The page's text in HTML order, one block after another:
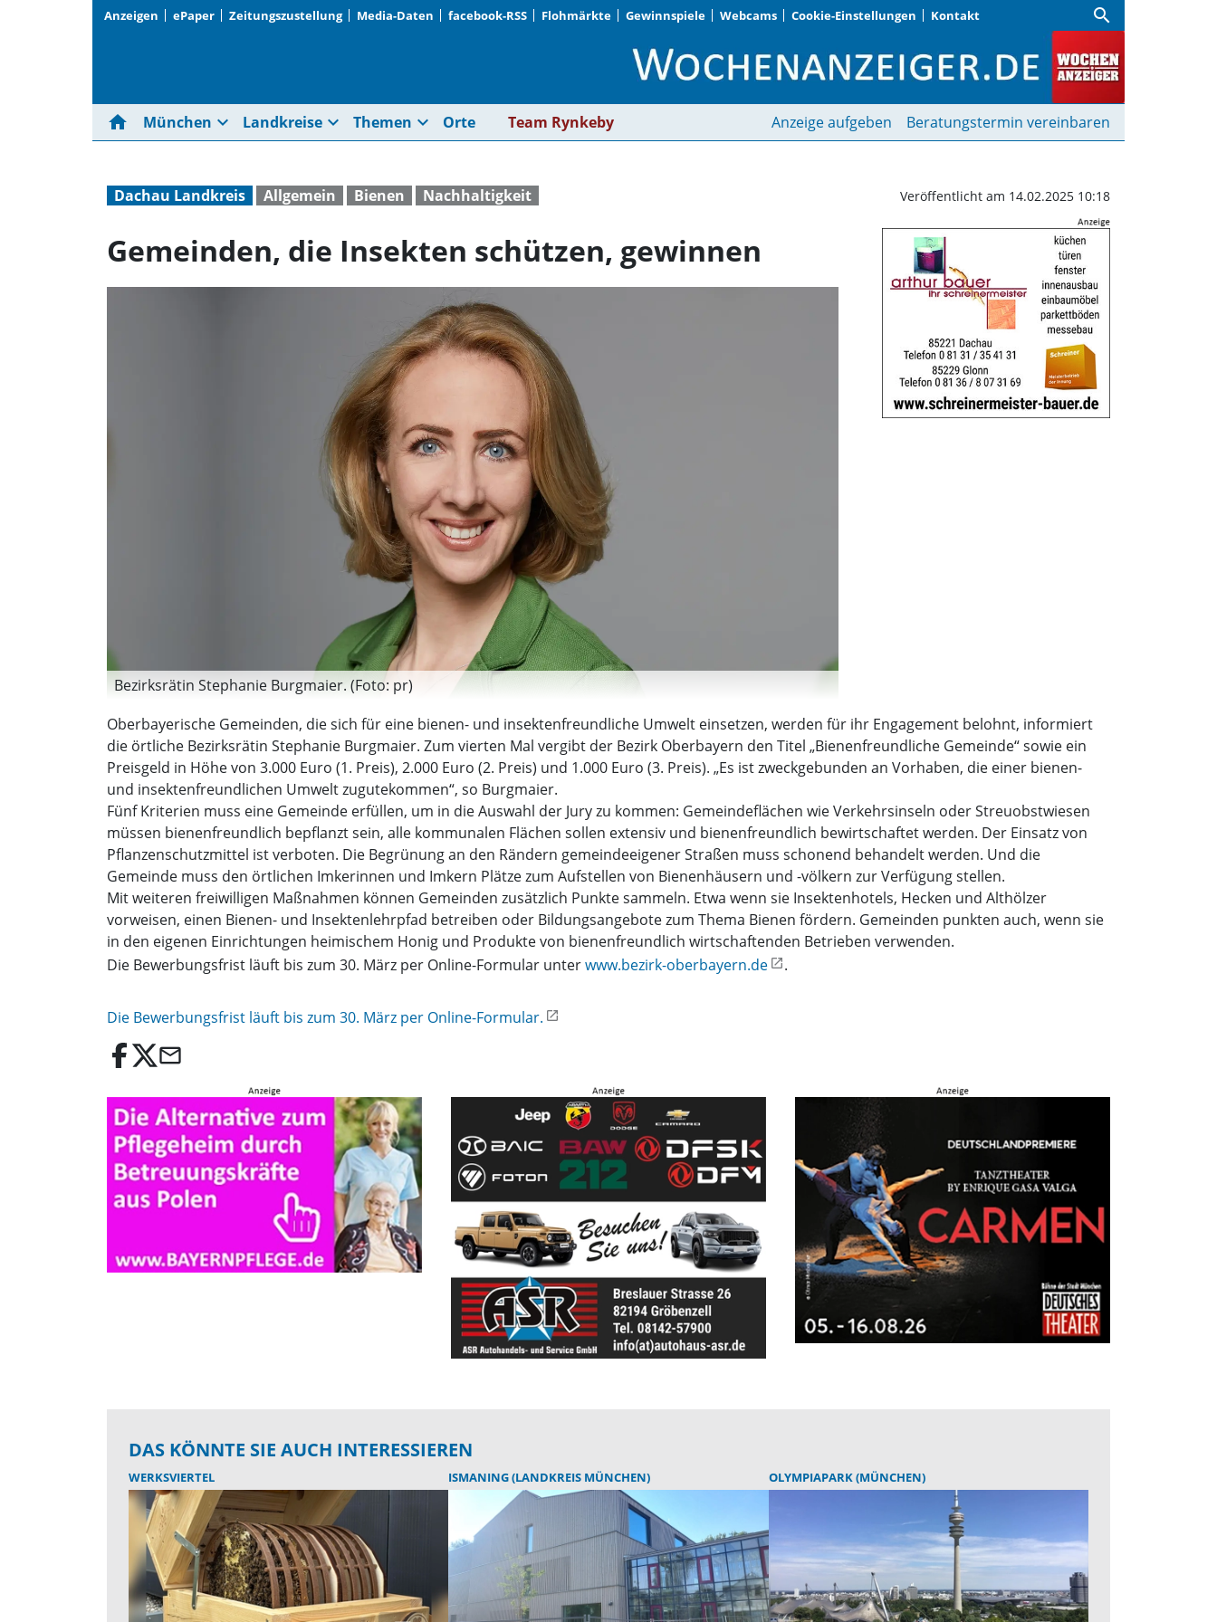
Anzeigen ePaper Zeitungszustellung Media-Daten facebook-RSS Flohmärkte Gewinnspiele Webcams Cookie-Einstellungen Kontakt search
Gemeinden, die Insekten schützen,
home München expand_more Landkreise expand_more Themen expand_more Orte Team Rynkeby Anzeige aufgeben Beratungstermin vereinbaren
Dachau Landkreis Allgemein Bienen Nachhaltigkeit Veröffentlicht am 14.02.2025 10:18
Gemeinden, die Insekten schützen, gewinnen
Bezirksrätin Stephanie Burgmaier. (Foto: pr)
Oberbayerische Gemeinden, die sich für eine bienen- und insektenfreundliche Umwelt einsetzen, werden für ihr Engagement belohnt, informiert
die örtliche Bezirksrätin Stephanie Burgmaier. Zum vierten Mal vergibt der Bezirk Oberbayern den Titel „Bienenfreundliche Gemeinde“ sowie ein
Preisgeld in Höhe von 3.000 Euro (1. Preis), 2.000 Euro (2. Preis) und 1.000 Euro (3. Preis). „Es ist zweckgebunden an Vorhaben, die einer bienen-
und insektenfreundlichen Umwelt zugutekommen“, so Burgmaier.
Fünf Kriterien muss eine Gemeinde erfüllen, um in die Auswahl der Jury zu kommen: Gemeindeflächen wie Verkehrsinseln oder Streuobstwiesen
müssen bienenfreundlich bepflanzt sein, alle kommunalen Flächen sollen extensiv und bienenfreundlich bewirtschaftet werden. Der Einsatz von
Pflanzenschutzmittel ist verboten. Die Begrünung an den Rändern gemeindeeigener Straßen muss schonend behandelt werden. Und die
Gemeinde muss den örtlichen Imkerinnen und Imkern Plätze zum Aufstellen von Bienenhäusern und -völkern zur Verfügung stellen.
Mit weiteren freiwilligen Maßnahmen können Gemeinden zusätzlich Punkte sammeln. Etwa wenn sie Insektenhotels, Hecken und Althölzer
vorweisen, einen Bienen- und Insektenlehrpfad betreiben oder Bildungsangebote zum Thema Bienen fördern. Gemeinden punkten auch, wenn sie
in den eigenen Einrichtungen heimischem Honig und Produkte von bienenfreundlich wirtschaftenden Betrieben verwenden.
Die Bewerbungsfrist läuft bis zum 30. März per Online-Formular unterwww.bezirk-oberbayern.de .
Die Bewerbungsfrist läuft bis zum 30. März per Online-Formular.
email
DAS KÖNNTE SIE AUCH INTERESSIEREN
WERKSVIERTEL ISMANING (LANDKREIS MÜNCHEN) OLYMPIAPARK (MÜNCHEN)